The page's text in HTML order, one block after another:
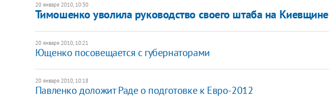
20 января 2010, 10:30
Тимошенко уволила руководство своего штаба на Киевщине
20 января 2010, 10:21
Ющенко посовещается с губернаторами
20 января 2010, 10:18
Павленко доложит Раде о подготовке к Евро-2012